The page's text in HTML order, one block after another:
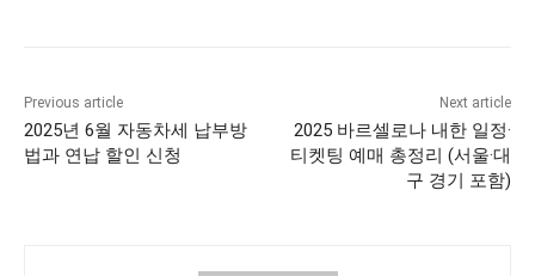
Previous article
2025년 6월 자동차세 납부방
법과 연납 할인 신청
Next article
2025 바르셀로나 내한 일정·
티켓팅 예매 총정리 (서울·대
구 경기 포함)